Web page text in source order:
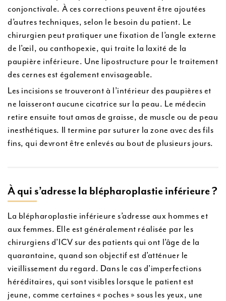
conjonctivale. À ces corrections peuvent être ajoutées
d’autres techniques, selon le besoin du patient. Le
chirurgien peut pratiquer une fixation de l’angle externe
de l’œil, ou canthopexie, qui traite la laxité de la
paupière inférieure. Une lipostructure pour le traitement
des cernes est également envisageable.
Les incisions se trouveront à l’intérieur des paupières et
ne laisseront aucune cicatrice sur la peau. Le médecin
retire ensuite tout amas de graisse, de muscle ou de peau
inesthétiques. Il termine par suturer la zone avec des fils
fins, qui devront être enlevés au bout de plusieurs jours.
À qui s’adresse la blépharoplastie inférieure ?
La blépharoplastie inférieure s’adresse aux hommes et
aux femmes. Elle est généralement réalisée par les
chirurgiens d’ICV sur des patients qui ont l’âge de la
quarantaine, quand son objectif est d’atténuer le
vieillissement du regard. Dans le cas d’imperfections
héréditaires, qui sont visibles lorsque le patient est
jeune, comme certaines « poches » sous les yeux, une